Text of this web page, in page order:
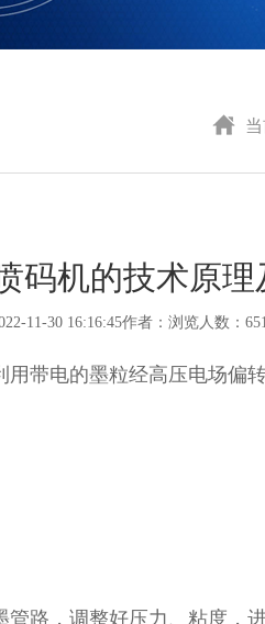
码机的技术原理
11-30 16:16:45作者：浏览人数：
带电的墨粒经高压电场偏
路，调整好压力、粘度，